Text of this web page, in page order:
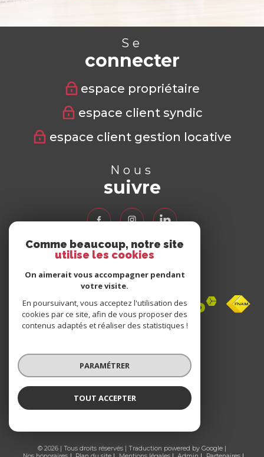
Se
connecter
espace propriétaire
espace client syndic
espace client gestion locative
Nous
suivre
Nous
adhérons
clients
0 avis
© 2026 | Tous droits réservés | Traduction powered by Google |
Comme beaucoup, notre site
utilise les cookies
On aimerait vous accompagner pendant
votre visite.
En poursuivant, vous acceptez l'utilisation des
cookies par ce site, afin de vous proposer des
contenus adaptés et réaliser des statistiques !
PARAMÉTRER
TOUT ACCEPTER